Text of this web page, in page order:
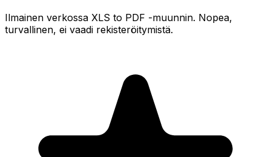
Ilmainen verkossa XLS to PDF -muunnin. Nopea,
turvallinen, ei vaadi rekisteröitymistä.